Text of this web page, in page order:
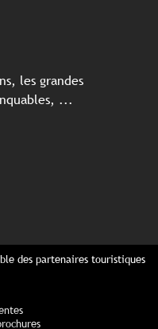
les grandes
...
des partenaires touristiques